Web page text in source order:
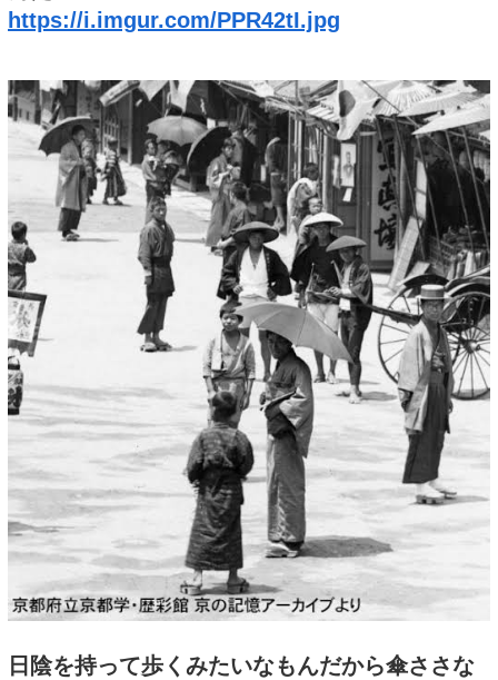
https://i.imgur.com/PPR42tI.jpg
日陰を持って歩くみたいなもんだから傘ささな